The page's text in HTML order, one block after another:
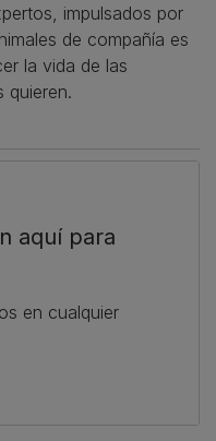
impulsados por
de compañía es
la vida de las
quieren.
aquí para
en cualquier